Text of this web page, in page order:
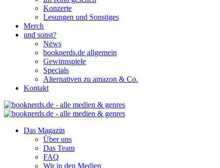
Konzerte
Lesungen und Sonstiges
Merch
und sonst?
News
booknerds.de allgemein
Gewinnspiele
Specials
Alternativen zu amazon & Co.
Kontakt
Das Magazin
Über uns
Das Team
FAQ
Wir in den Medien